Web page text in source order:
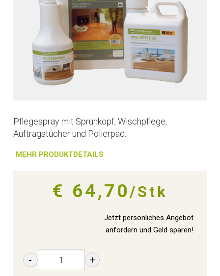
Pflegespray mit Sprühkopf, Wischpflege,
Auftragstücher und Polierpad.
MEHR PRODUKTDETAILS
€ 64,70/Stk
Jetzt persönliches Angebot
anfordern und Geld sparen!
- +